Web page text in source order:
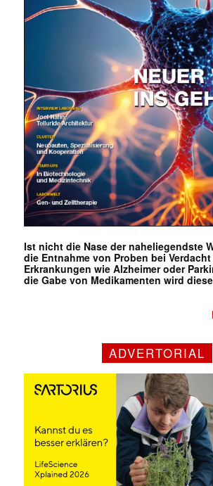
Ist nicht die Nase der naheliegendste
die Entnahme von Proben bei
Erkrankungen wie Alzheimer oder
die Gabe von Medikamenten wird
ADVERTORIAL